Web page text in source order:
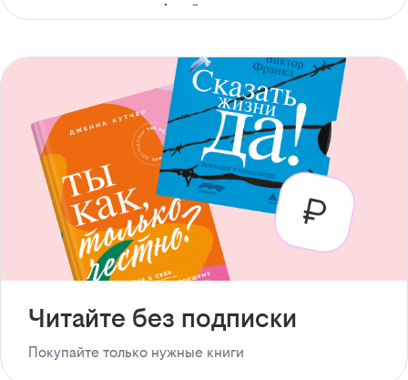
с доступом офлайн
Читайте без подписки
Покупайте только нужные книги